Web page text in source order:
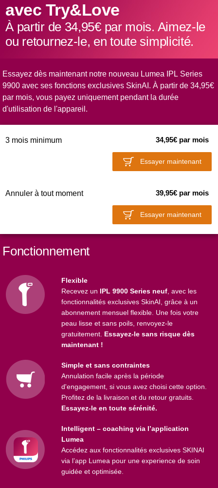
avec Try&Love
À partir de 34,95€ par mois. Aimez-le
ou retournez-le, en toute simplicité.
Essayez dès maintenant notre nouveau Lumea IPL Series
9900 avec ses fonctions exclusives SkinAI. À partir de 34,95€
par mois, vous payez uniquement pendant la durée
d'utilisation de l'appareil.
3 mois minimum 34,95€ par mois
Essayer maintenant
Annuler à tout moment 39,95€ par mois
Essayer maintenant
Fonctionnement
Flexible
Recevez un IPL 9900 Series neuf, avec les
fonctionnalités exclusives SkinAI, grâce à un
abonnement mensuel flexible. Une fois votre
peau lisse et sans poils, renvoyez-le
gratuitement. Essayez-le sans risque dès
maintenant !
Simple et sans contraintes
Annulation facile après la période
d'engagement, si vous avez choisi cette option.
Profitez de la livraison et du retour gratuits.
Essayez-le en toute sérénité.
Intelligent – coaching via l’application
Lumea
Accédez aux fonctionnalités exclusives SKINAI
via l’app Lumea pour une experience de soin
guidée et optimisée.